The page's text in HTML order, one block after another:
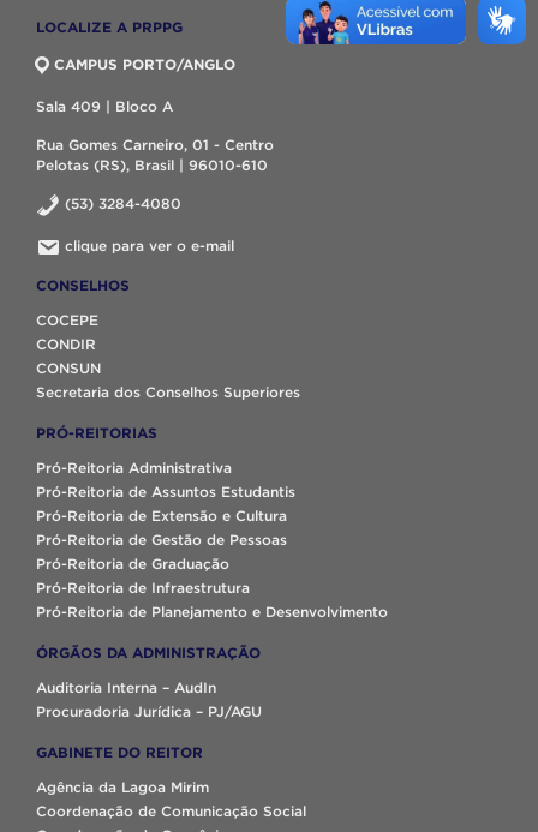
LOCALIZE A PRPPG
CAMPUS PORTO/ANGLO
Sala 409 | Bloco A
Rua Gomes Carneiro, 01 - Centro
Pelotas (RS), Brasil | 96010-610
(53) 3284-4080
clique para ver o e-mail
CONSELHOS
COCEPE
CONDIR
CONSUN
Secretaria dos Conselhos Superiores
PRÓ-REITORIAS
Pró-Reitoria Administrativa
Pró-Reitoria de Assuntos Estudantis
Pró-Reitoria de Extensão e Cultura
Pró-Reitoria de Gestão de Pessoas
Pró-Reitoria de Graduação
Pró-Reitoria de Infraestrutura
Pró-Reitoria de Planejamento e Desenvolvimento
ÓRGÃOS DA ADMINISTRAÇÃO
Auditoria Interna – AudIn
Procuradoria Jurídica – PJ/AGU
GABINETE DO REITOR
Agência da Lagoa Mirim
Coordenação de Comunicação Social